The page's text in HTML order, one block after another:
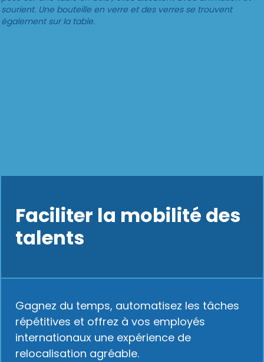
Faciliter la mobilité des
talents
Gagnez du temps, automatisez les tâches
répétitives et offrez à vos employés
internationaux une expérience de
relocalisation agréable.